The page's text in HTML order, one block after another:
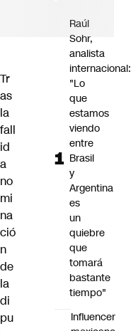
Tr
as
la
fall
id
a
no
mi
na
ció
n
de
la
di
pu
Raúl
Sohr,
analista
internacional:
"Lo
que
estamos
viendo
entre
Brasil
y
Argentina
es
un
quiebre
que
tomará
bastante
tiempo"
Influencer